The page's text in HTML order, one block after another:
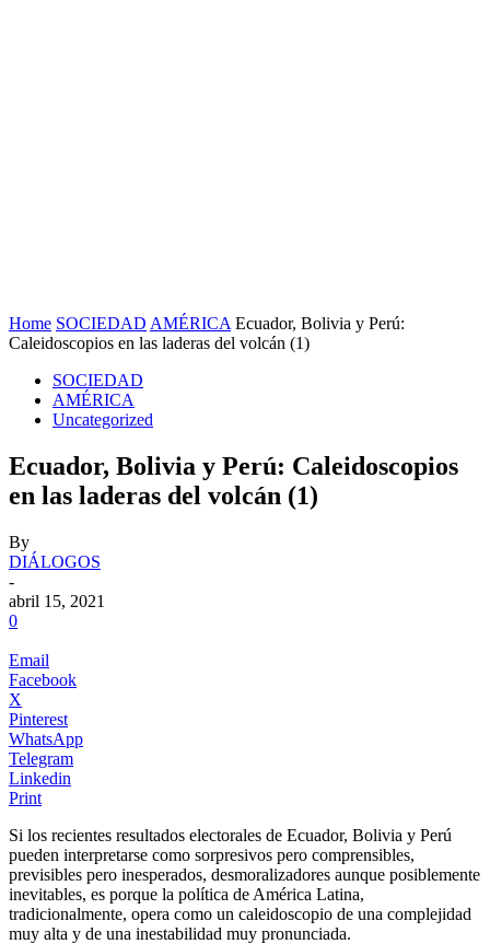
Home SOCIEDAD AMÉRICA Ecuador, Bolivia y Perú:
Caleidoscopios en las laderas del volcán (1)
SOCIEDAD
AMÉRICA
Uncategorized
Ecuador, Bolivia y Perú: Caleidoscopios
en las laderas del volcán (1)
By
DIÁLOGOS
-
abril 15, 2021
0
Email
Facebook
X
Pinterest
WhatsApp
Telegram
Linkedin
Print
Si los recientes resultados electorales de Ecuador, Bolivia y Perú
pueden interpretarse como sorpresivos pero comprensibles,
previsibles pero inesperados, desmoralizadores aunque posiblemente
inevitables, es porque la política de América Latina,
tradicionalmente, opera como un caleidoscopio de una complejidad
muy alta y de una inestabilidad muy pronunciada.